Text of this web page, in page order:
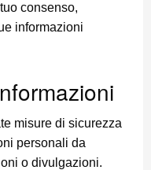
consenso,
informazioni
misure di sicurezza
personali da
o divulgazioni.